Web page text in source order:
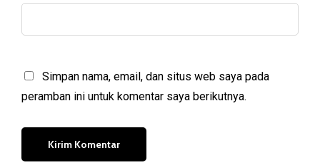
Simpan nama, email, dan situs web saya pada
peramban ini untuk komentar saya berikutnya.